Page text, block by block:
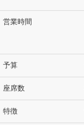
営業時間
予算
座席数
特徴